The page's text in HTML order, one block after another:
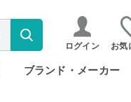
ログイン お気
ブランド・メーカー